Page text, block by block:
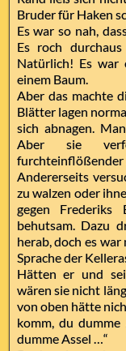
Bruder für Haken
Es war so nah,
Es roch
Natürlich! Es war
einem Baum.
Aber das machte
Blätter lagen
sich abnagen.
Aber sie
Andererseits
zu walzen oder
gegen
behutsam. Dazu
herab, doch es
Sprache der
Hätten er und
wären sie nicht
von oben hätte
komm, du
dumme Assel …“